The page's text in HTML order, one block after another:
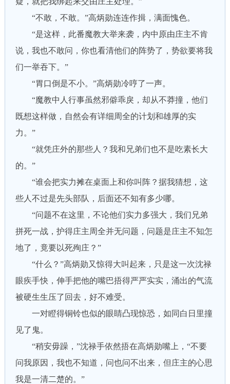
“不敢，不敢。”高炳勋连连作揖，满面愧色。
“是这样，此番魔教大举来袭，内中原由庄主不肯
说，我也不敢问，你也看清他们的阵势了，势欲要将我
们一举吞下。”
“胃口倒是不小。”高炳勋冷哼了一声。
“魔教中人行事虽然邪僻乖戾，却从不莽撞，他们
既想这样做，自然会有详细周全的计划和雄厚的实
力。”
“就凭庄外的那些人？我和兄弟们也不是吃素长大
的。”
“谁会把实力摊在桌面上和你叫阵？据我猜想，这
些人不过是先头部队，后面还不知有多少哪。
“问题不在这里，不论他们实力多强大，我们兄弟
拼死一战，护得庄主周全并无问题，问题是庄主不知怎
地了，竟要以死殉庄？”
“什么？”高炳勋又惊得大叫起来，只是这一次沈禄
眼疾手快，伸手把他的嘴巴捂得严严实实，涌出的气流
被硬生生压了回去，好不难受。
一对瞪得铜铃也似的眼睛凸现惊恐，如同白日里撞
见了鬼。
“稍安毋躁，”沈禄手依然捂在高炳勋嘴上，“不要
问我原因，我也不知道，问也问不出来，但庄主的心思
我是一清二楚的。”